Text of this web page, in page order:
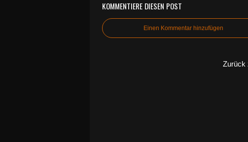
KOMMENTIERE DIESEN POST
Einen Kommentar hinzufügen
Zurück